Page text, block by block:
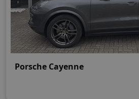
Porsche Cayenne